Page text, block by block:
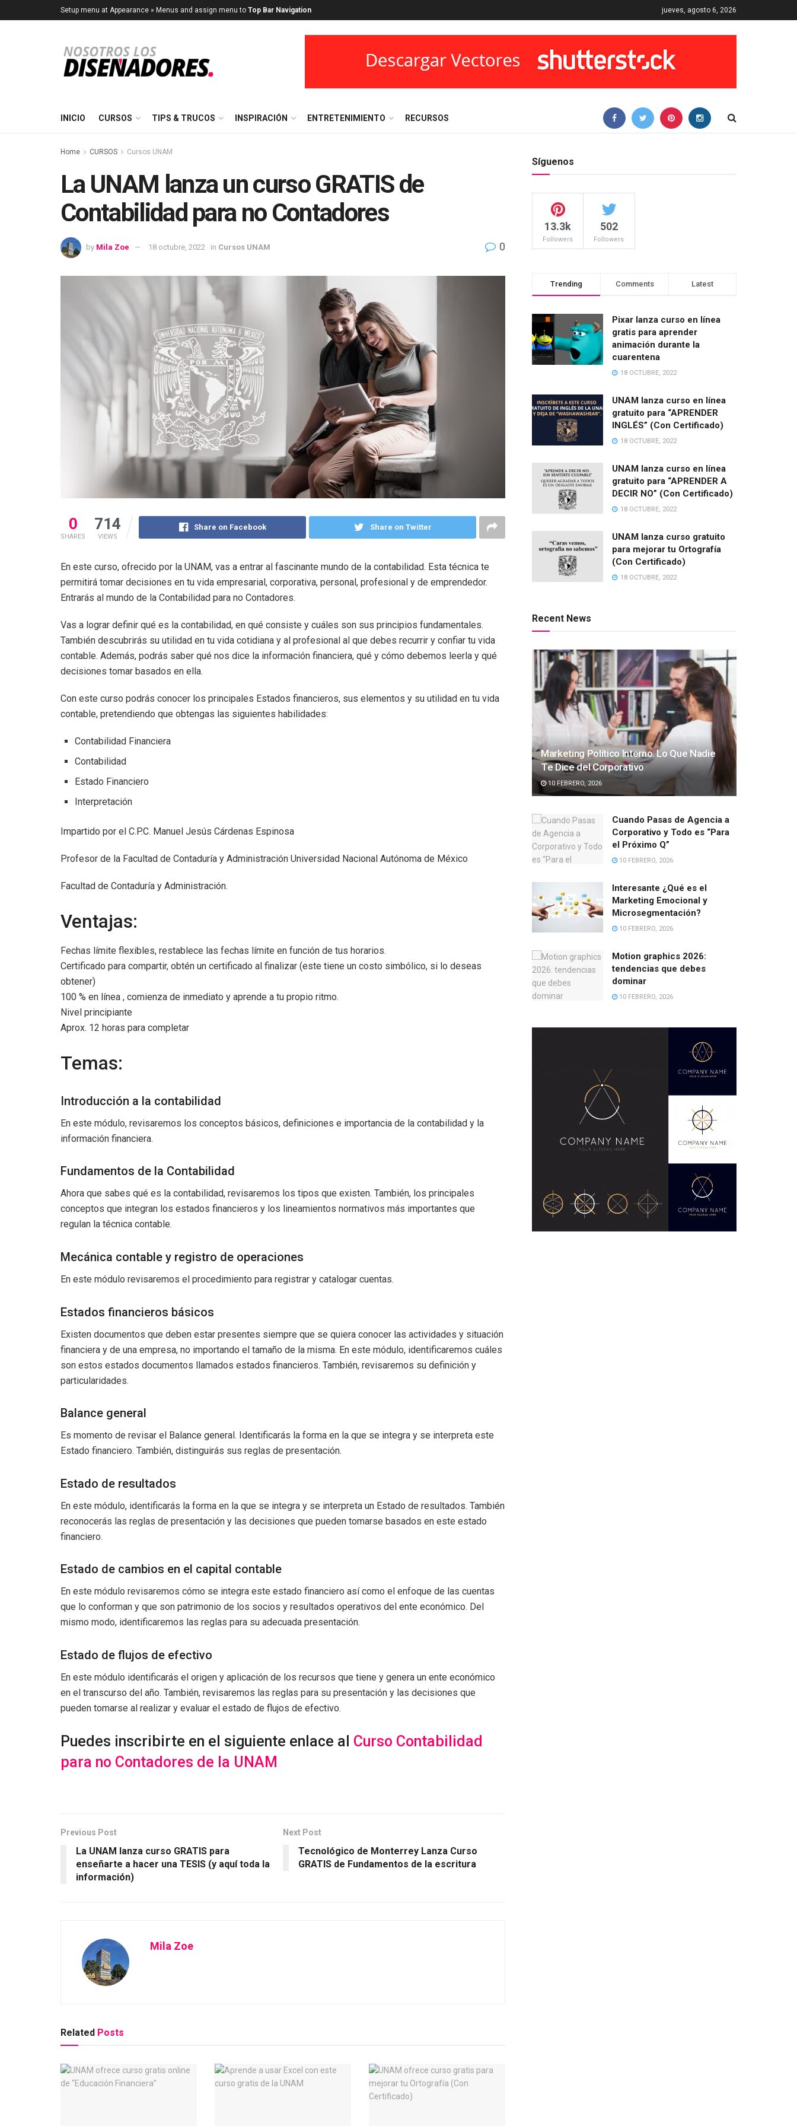
Setup menu at Appearance » Menus and assign menu to Top Bar Navigation jueves, agosto 6, 2026
INICIO CURSOS TIPS & TRUCOS INSPIRACIÓN ENTRETENIMIENTO RECURSOS
Home CURSOS Cursos UNAM
La UNAM lanza un curso GRATIS de
Contabilidad para no Contadores
by Mila Zoe 18 octubre, 2022 in Cursos UNAM 0
0
SHARES
714
VIEWS
Share on Facebook Share on Twitter
En este curso, ofrecido por la UNAM, vas a entrar al fascinante mundo de la contabilidad. Esta técnica te
permitirá tomar decisiones en tu vida empresarial, corporativa, personal, profesional y de emprendedor.
Entrarás al mundo de la Contabilidad para no Contadores.
Vas a lograr definir qué es la contabilidad, en qué consiste y cuáles son sus principios fundamentales.
También descubrirás su utilidad en tu vida cotidiana y al profesional al que debes recurrir y confiar tu vida
contable. Además, podrás saber qué nos dice la información financiera, qué y cómo debemos leerla y qué
decisiones tomar basados en ella.
Con este curso podrás conocer los principales Estados financieros, sus elementos y su utilidad en tu vida
contable, pretendiendo que obtengas las siguientes habilidades:
Contabilidad Financiera
Contabilidad
Estado Financiero
Interpretación
Impartido por el C.P.C. Manuel Jesús Cárdenas Espinosa
Profesor de la Facultad de Contaduría y Administración Universidad Nacional Autónoma de México
Facultad de Contaduría y Administración.
Ventajas:
Fechas límite flexibles, restablece las fechas límite en función de tus horarios.
Certificado para compartir, obtén un certificado al finalizar (este tiene un costo simbólico, si lo deseas
obtener)
100 % en línea , comienza de inmediato y aprende a tu propio ritmo.
Nivel principiante
Aprox. 12 horas para completar
Temas:
Introducción a la contabilidad
En este módulo, revisaremos los conceptos básicos, definiciones e importancia de la contabilidad y la
información financiera.
Fundamentos de la Contabilidad
Ahora que sabes qué es la contabilidad, revisaremos los tipos que existen. También, los principales
conceptos que integran los estados financieros y los lineamientos normativos más importantes que
regulan la técnica contable.
Mecánica contable y registro de operaciones
En este módulo revisaremos el procedimiento para registrar y catalogar cuentas.
Estados financieros básicos
Existen documentos que deben estar presentes siempre que se quiera conocer las actividades y situación
financiera y de una empresa, no importando el tamaño de la misma. En este módulo, identificaremos cuáles
son estos estados documentos llamados estados financieros. También, revisaremos su definición y
particularidades.
Balance general
Es momento de revisar el Balance general. Identificarás la forma en la que se integra y se interpreta este
Estado financiero. También, distinguirás sus reglas de presentación.
Estado de resultados
En este módulo, identificarás la forma en la que se integra y se interpreta un Estado de resultados. También
reconocerás las reglas de presentación y las decisiones que pueden tomarse basados en este estado
financiero.
Estado de cambios en el capital contable
En este módulo revisaremos cómo se integra este estado financiero así como el enfoque de las cuentas
que lo conforman y que son patrimonio de los socios y resultados operativos del ente económico. Del
mismo modo, identificaremos las reglas para su adecuada presentación.
Estado de flujos de efectivo
En este módulo identificarás el origen y aplicación de los recursos que tiene y genera un ente económico
en el transcurso del año. También, revisaremos las reglas para su presentación y las decisiones que
pueden tomarse al realizar y evaluar el estado de flujos de efectivo.
Puedes inscribirte en el siguiente enlace al Curso Contabilidad
para no Contadores de la UNAM
Previous Post
La UNAM lanza curso GRATIS para
enseñarte a hacer una TESIS (y aquí toda la
información)
Next Post
Tecnológico de Monterrey Lanza Curso
GRATIS de Fundamentos de la escritura
Mila Zoe
Related Posts
Síguenos
13.3k
Followers
502
Followers
Trending Comments Latest
Pixar lanza curso en línea
gratis para aprender
animación durante la
cuarentena
18 OCTUBRE, 2022
UNAM lanza curso en línea
gratuito para “APRENDER
INGLÉS” (Con Certificado)
18 OCTUBRE, 2022
UNAM lanza curso en línea
gratuito para “APRENDER A
DECIR NO” (Con Certificado)
18 OCTUBRE, 2022
UNAM lanza curso gratuito
para mejorar tu Ortografía
(Con Certificado)
18 OCTUBRE, 2022
Recent News
Marketing Político Interno: Lo Que Nadie
Te Dice del Corporativo
10 FEBRERO, 2026
Cuando Pasas de Agencia a
Corporativo y Todo es “Para
el Próximo Q”
10 FEBRERO, 2026
Interesante ¿Qué es el
Marketing Emocional y
Microsegmentación?
10 FEBRERO, 2026
Motion graphics 2026:
tendencias que debes
dominar
10 FEBRERO, 2026